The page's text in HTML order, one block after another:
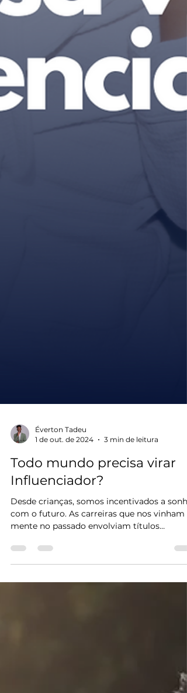
1 de out. de 2024
3 min de leitura
Todo mundo precisa virar
Influenciador?
Desde crianças, somos incentivados a
mente no passado envolviam títulos